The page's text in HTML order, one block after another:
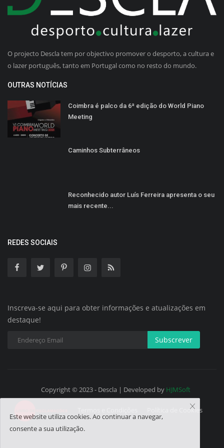
O projecto Descla tem por objectivo promover o desporto, a cultura e
o lazer português, tanto em Portugal como no resto do mundo.
OUTRAS NOTÍCIAS
Coimbra é palco da 6ª edição do World Piano
Meeting
Caminhos Subterrâneos
Reconhecido autor Luís Ferreira apresenta o seu
mais recente...
REDES SOCIAIS
Inscreva-se aqui para obter informações e atualizações em
destaque!
Subscrever
Copyright © 2023 - Descla | Developed by HJMSoft
Política de Cookies
Este website utiliza cookies. Ao continuar a navegar,
consente a sua utilização.